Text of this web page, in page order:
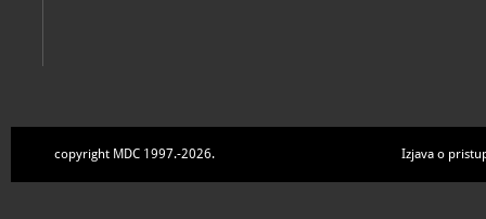
copyright MDC 1997.-2026. Izjava o